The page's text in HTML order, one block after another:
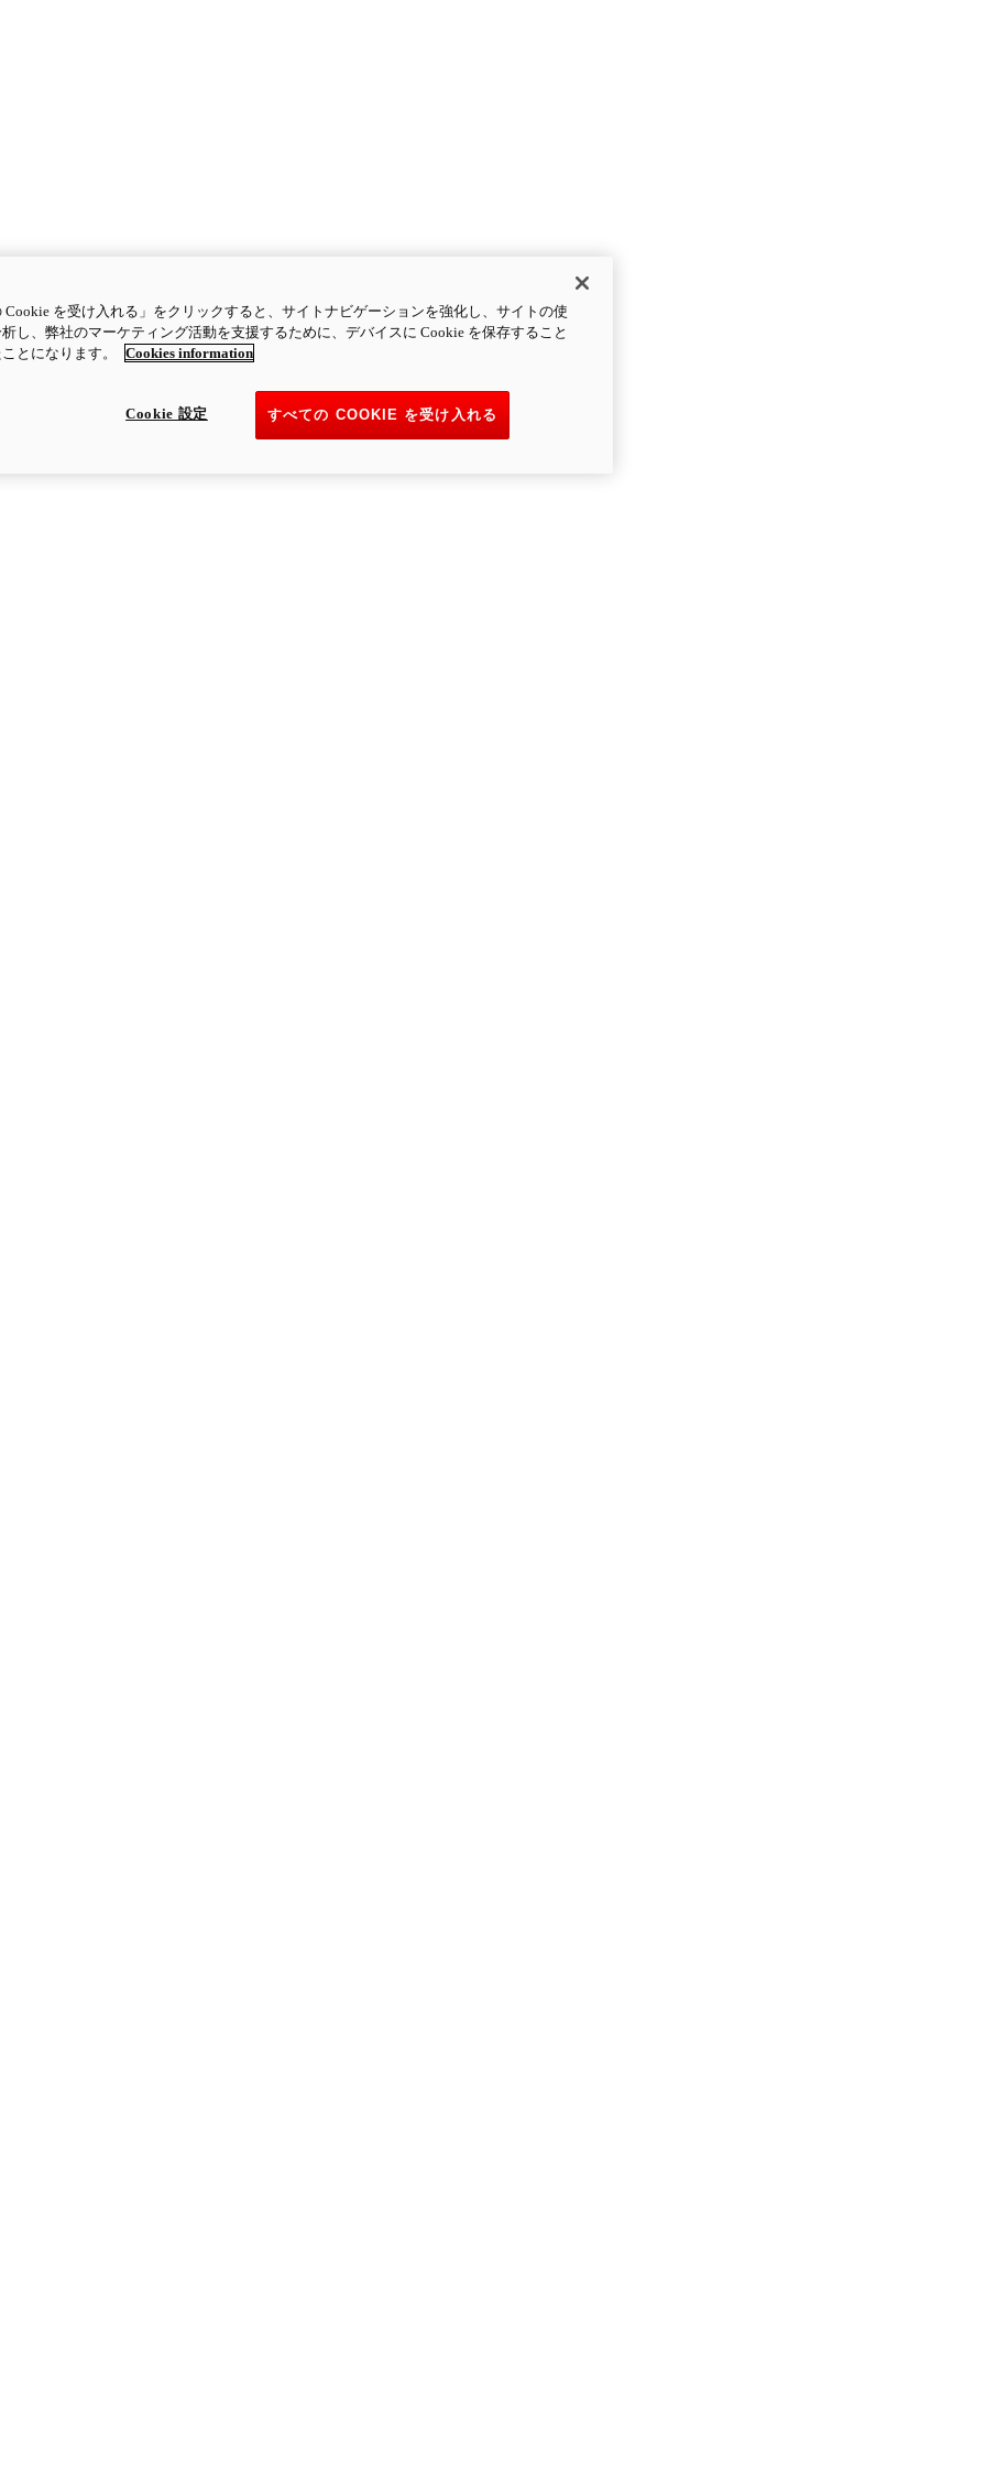
Cookie を受け入れる」をクリックすると、サイトナビゲーションを強化し、サイトの使
し、弊社のマーケティング活動を支援するために、デバイスに Cookie を保存すること
とになります。
Cookies information
すべての COOKIE を受け入れる
Cookie 設定